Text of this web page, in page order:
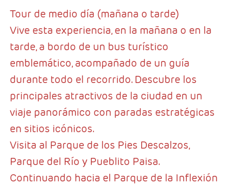
Tour de medio día (mañana o tarde)
Vive esta experiencia, en la mañana o en la
tarde, a bordo de un bus turístico
emblemático, acompañado de un guía
durante todo el recorrido. Descubre los
principales atractivos de la ciudad en un
viaje panorámico con paradas estratégicas
en sitios icónicos.
Visita al Parque de los Pies Descalzos,
Parque del Río y Pueblito Paisa.
Continuando hacia el Parque de la Inflexión